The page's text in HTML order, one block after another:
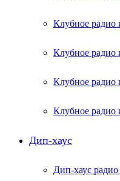
Клубное радио
Клубное радио
Клубное
Клубное
Дип-хаус
Дип-хаус